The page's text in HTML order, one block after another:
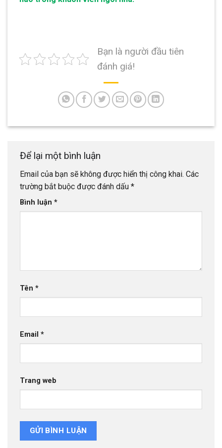
Bạn là người đầu tiên
đánh giá!
Để lại một bình luận
Email của bạn sẽ không được hiển thị công khai. Các
trường bắt buộc được đánh dấu *
Bình luận *
Tên *
Email *
Trang web